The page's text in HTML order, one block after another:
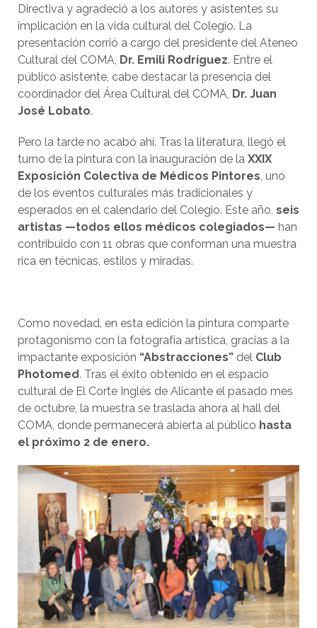
Directiva y agradeció a los autores y asistentes su
implicación en la vida cultural del Colegio. La
presentación corrió a cargo del presidente del Ateneo
Cultural del COMA, Dr. Emili Rodríguez. Entre el
público asistente, cabe destacar la presencia del
coordinador del Área Cultural del COMA, Dr. Juan
José Lobato.
Pero la tarde no acabó ahí. Tras la literatura, llegó el
turno de la pintura con la inauguración de la XXIX
Exposición Colectiva de Médicos Pintores, uno
de los eventos culturales más tradicionales y
esperados en el calendario del Colegio. Este año, seis
artistas —todos ellos médicos colegiados— han
contribuido con 11 obras que conforman una muestra
rica en técnicas, estilos y miradas.
Como novedad, en esta edición la pintura comparte
protagonismo con la fotografía artística, gracias a la
impactante exposición “Abstracciones” del Club
Photomed. Tras el éxito obtenido en el espacio
cultural de El Corte Inglés de Alicante el pasado mes
de octubre, la muestra se traslada ahora al hall del
COMA, donde permanecerá abierta al público hasta
el próximo 2 de enero.